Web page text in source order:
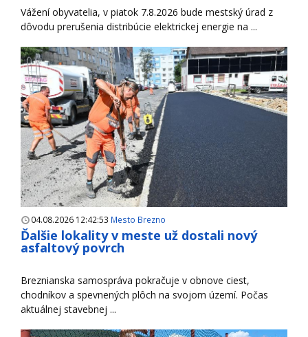
Vážení obyvatelia, v piatok 7.8.2026 bude mestský úrad z
dôvodu prerušenia distribúcie elektrickej energie na ...
04.08.2026 12:42:53 Mesto Brezno
Ďalšie lokality v meste už dostali nový
asfaltový povrch
Breznianska samospráva pokračuje v obnove ciest,
chodníkov a spevnených plôch na svojom území. Počas
aktuálnej stavebnej ...